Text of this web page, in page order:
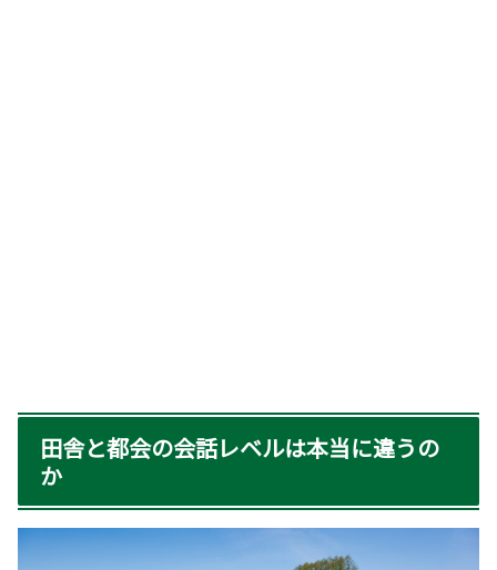
田舎と都会の会話レベルは本当に違うの
か